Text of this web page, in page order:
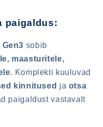
paigaldus:
sobib
maasturitele,
. Komplekti kuuluvad
kinnitused ja otsa
paigaldust vastavalt